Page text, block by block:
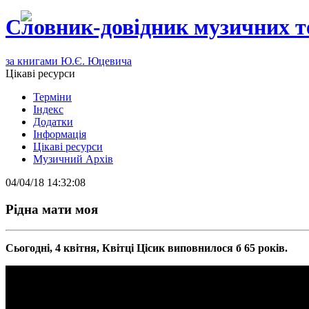
Словник-довідник музичних
за книгами Ю.Є. Юцевича
Цікаві ресурси
Терміни
Індекс
Додатки
Інформація
Цікаві ресурси
Музичний Архів
04/04/18 14:32:08
Рiдна мати моя
Сьогодні, 4 квітня, Квітці Цісик виповнилося б 65 років.